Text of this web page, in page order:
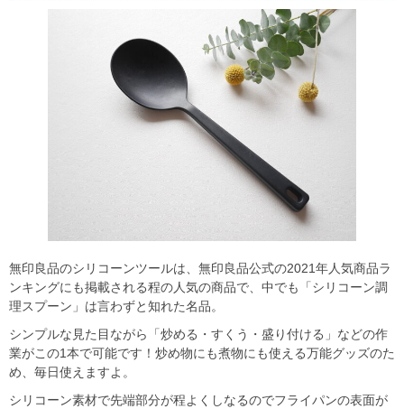
無印良品のシリコーンツールは、無印良品公式の2021年人気商品ラ
ンキングにも掲載される程の人気の商品で、中でも「シリコーン調
理スプーン」は言わずと知れた名品。
シンプルな見た目ながら「炒める・すくう・盛り付ける」などの作
業がこの1本で可能です！炒め物にも煮物にも使える万能グッズのた
め、毎日使えますよ。
シリコーン素材で先端部分が程よくしなるのでフライパンの表面が